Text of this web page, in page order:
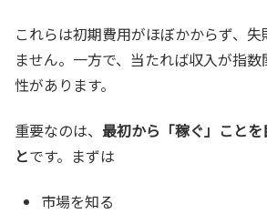
これらは初期費用がほぼかからず、
ません。一方で、当たれば収入が指
性があります。
重要なのは、 最初から「稼ぐ」こと
とです。まずは
市場を知る